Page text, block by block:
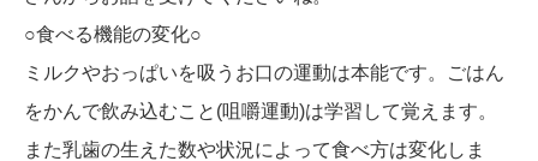
○食べる機能の変化○
ミルクやおっぱいを吸うお口の運動は本能です。ごはん
をかんで飲み込むこと(咀嚼運動)は学習して覚えます。
また乳歯の生えた数や状況によって食べ方は変化しま